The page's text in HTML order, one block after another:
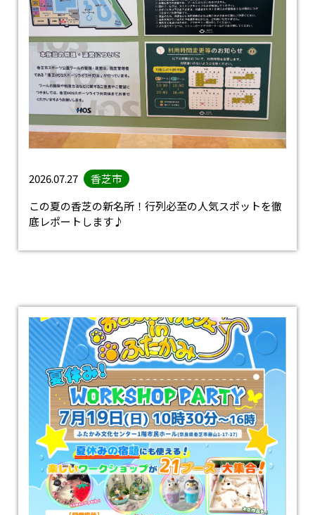
2026.07.27
香芝市
この夏の香芝の新名所！行列必至の人気スポットを徹
底レポートします♪